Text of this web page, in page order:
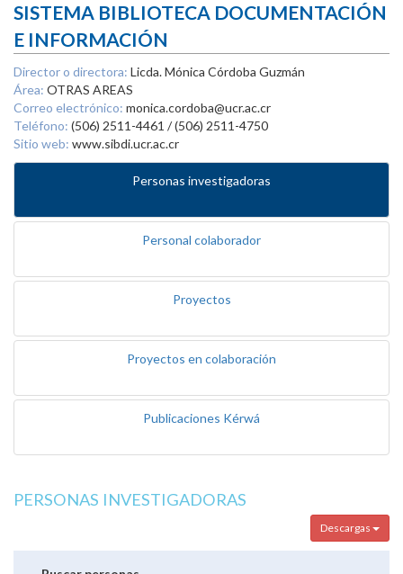
SISTEMA BIBLIOTECA DOCUMENTACIÓN
E INFORMACIÓN
Director o directora: Licda. Mónica Córdoba Guzmán
Área: OTRAS AREAS
Correo electrónico: monica.cordoba@ucr.ac.cr
Teléfono: (506) 2511-4461 / (506) 2511-4750
Sitio web: www.sibdi.ucr.ac.cr
Personas investigadoras
Personal colaborador
Proyectos
Proyectos en colaboración
Publicaciones Kérwá
PERSONAS INVESTIGADORAS
Descargas